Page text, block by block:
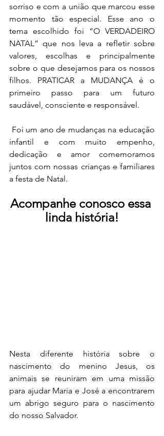
sorriso e com a união que marcou esse
momento tão especial. Esse ano o
tema escolhido foi “O VERDADEIRO
NATAL” que nos leva a refletir sobre
valores, escolhas e principalmente
sobre o que desejamos para os nossos
filhos. PRATICAR a MUDANÇA é o
primeiro passo para um futuro
saudável, consciente e responsável.
Foi um ano de mudanças na educação
infantil e com muito empenho,
dedicação e amor comemoramos
juntos com nossas crianças e familiares
a festa de Natal.
Acompanhe conosco essa
linda história!
Nesta diferente história sobre o
nascimento do menino Jesus, os
animais se reuniram em uma missão
para ajudar Maria e José a encontrarem
um abrigo seguro para o nascimento
do nosso Salvador.